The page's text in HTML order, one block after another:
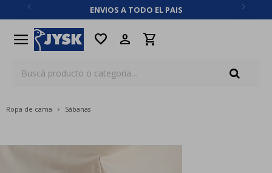
ENVIOS A TODO EL PAIS
menu favorite
Ropa de cama Sábanas
close